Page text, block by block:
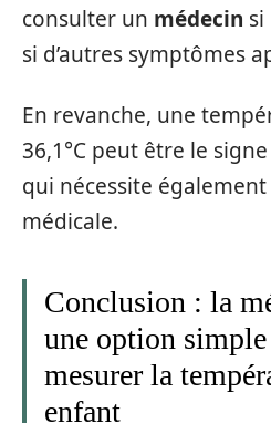
consulter un médecin
si d’autres symptômes
En revanche, une
36,1°C peut être le
qui nécessite
médicale.
Conclusion : la
une option
mesurer la
enfant